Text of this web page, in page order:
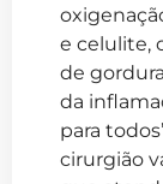
e celulite,
de
da
para
cirurgião